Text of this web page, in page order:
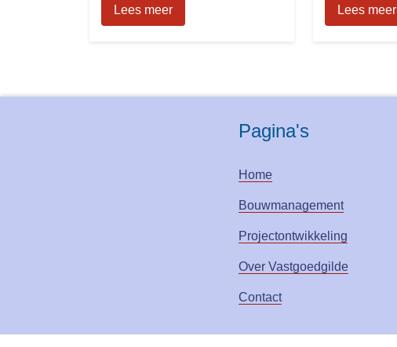
Lees meer Lees meer
Pagina's
Home
Bouwmanagement
Projectontwikkeling
Over Vastgoedgilde
Contact